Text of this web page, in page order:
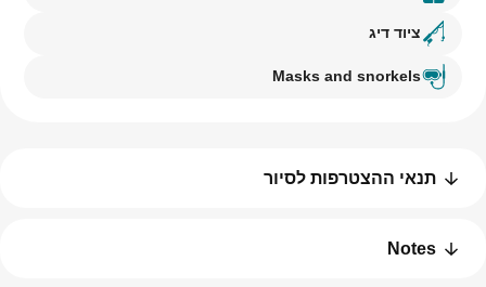
ציוד דיג
Masks and snorkels
תנאי ההצטרפות לסיור
Notes